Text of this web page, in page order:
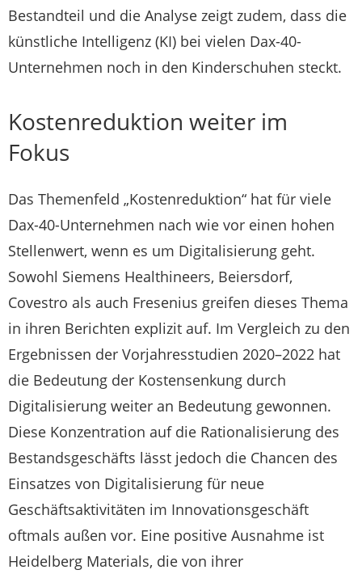
Bestandteil und die Analyse zeigt zudem, dass die
künstliche Intelligenz (KI) bei vielen Dax-40-
Unternehmen noch in den Kinderschuhen steckt.
Kostenreduktion weiter im
Fokus
Das Themenfeld „Kostenreduktion“ hat für viele
Dax-40-Unternehmen nach wie vor einen hohen
Stellenwert, wenn es um Digitalisierung geht.
Sowohl Siemens Healthineers, Beiersdorf,
Covestro als auch Fresenius greifen dieses Thema
in ihren Berichten explizit auf. Im Vergleich zu den
Ergebnissen der Vorjahresstudien 2020–2022 hat
die Bedeutung der Kostensenkung durch
Digitalisierung weiter an Bedeutung gewonnen.
Diese Konzentration auf die Rationalisierung des
Bestandsgeschäfts lässt jedoch die Chancen des
Einsatzes von Digitalisierung für neue
Geschäftsaktivitäten im Innovationsgeschäft
oftmals außen vor. Eine positive Ausnahme ist
Heidelberg Materials, die von ihrer